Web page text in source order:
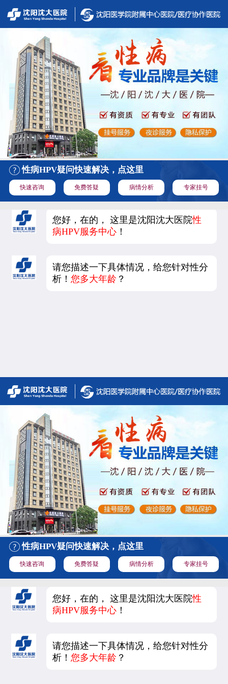
性病HPV疑问快速解决，点这里
快速咨询 免费答疑 病情分析 专家挂号
您好，在的， 这里是沈阳沈大医院性
病HPV服务中心 ！
请您描述一下具体情况，给您针对性分
析！您多大年龄 ？
性病HPV疑问快速解决，点这里
快速咨询 免费答疑 病情分析 专家挂号
您好，在的， 这里是沈阳沈大医院性
病HPV服务中心 ！
请您描述一下具体情况，给您针对性分
析！您多大年龄 ？